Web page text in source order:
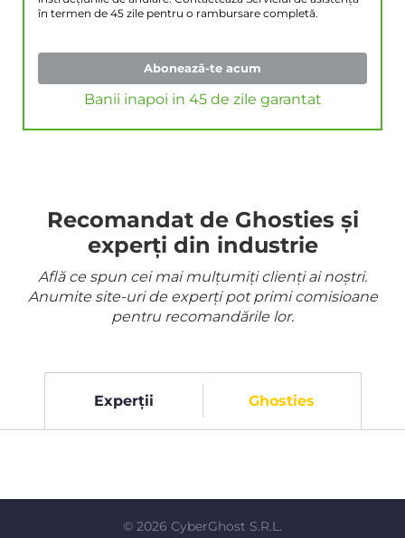
în termen de 45 zile pentru o rambursare completă.
Abonează-te acum
Banii inapoi in 45 de zile garantat
Recomandat de Ghosties și
experți din industrie
Află ce spun cei mai mulțumiți clienți ai noștri.
Anumite site-uri de experți pot primi comisioane
pentru recomandările lor.
Experții Ghosties
© 2026 CyberGhost S.R.L.